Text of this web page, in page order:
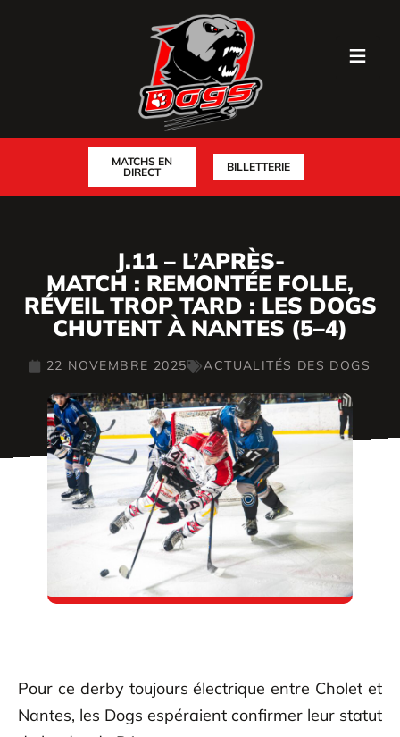
MATCHS EN
DIRECT
BILLETTERIE
J.11 – L’APRÈS-
MATCH : REMONTÉE FOLLE,
RÉVEIL TROP TARD : LES DOGS
CHUTENT À NANTES (5–4)
22 NOVEMBRE 2025 ACTUALITÉS DES DOGS
Pour ce derby toujours électrique entre Cholet et
Nantes, les Dogs espéraient confirmer leur statut